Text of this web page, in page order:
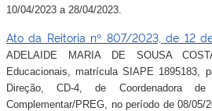
10/04/2023 a 28/04/2023.
Ato da Reitoria nº 807/2023, de 12
ADELAIDE MARIA DE SOUSA
Educacionais, matrículaSIAPE 1895183,
Direção, CD-4, de Coordenadora de
Complementar/PREG, no período de 08/05/